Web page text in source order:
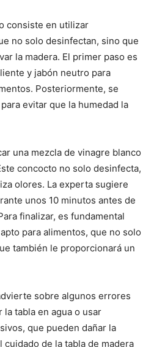
consiste en utilizar
no solo desinfectan, sino que
la madera. El primer paso es
y jabón neutro para
Posteriormente, se
evitar que la humedad la
una mezcla de vinagre blanco
concocto no solo desinfecta,
olores. La experta sugiere
unos 10 minutos antes de
finalizar, es fundamental
para alimentos, que no solo
también le proporcionará un
sobre algunos errores
tabla en agua o usar
que pueden dañar la
cuidado de la tabla de madera